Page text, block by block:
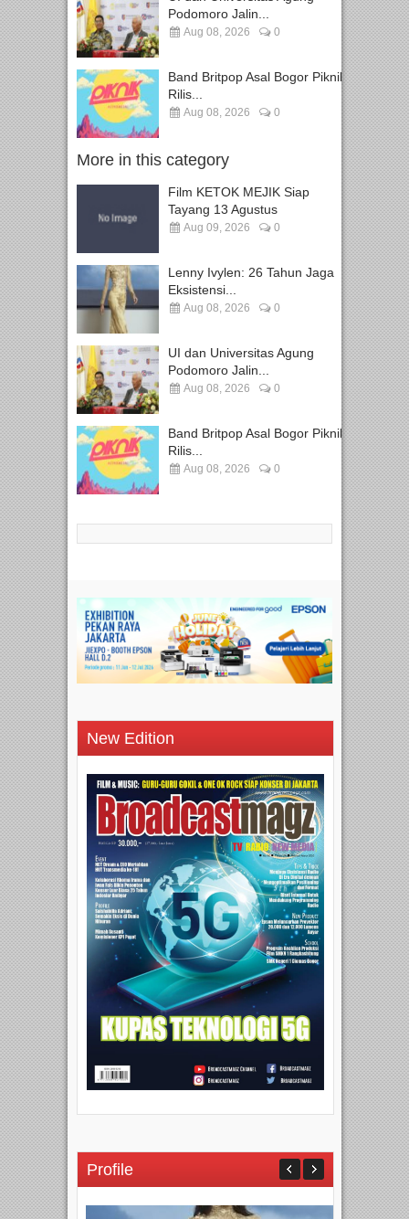
Podomoro Jalin...
Aug 08, 2026 0
Band Britpop Asal Bogor Piknik
Rilis...
Aug 08, 2026 0
More in this category
Film KETOK MEJIK Siap
Tayang 13 Agustus
Aug 09, 2026 0
Lenny Ivylen: 26 Tahun Jaga
Eksistensi...
Aug 08, 2026 0
UI dan Universitas Agung
Podomoro Jalin...
Aug 08, 2026 0
Band Britpop Asal Bogor Piknik
Rilis...
Aug 08, 2026 0
New Edition
Profile